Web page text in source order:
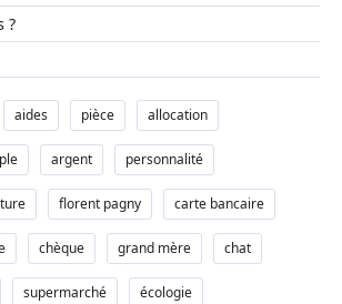
?
aides pièce allocation
argent personnalité
florent pagny carte bancaire
chèque grand mère chat
supermarché écologie